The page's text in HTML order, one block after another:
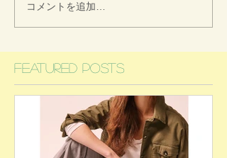
コメントを追加…
Featured Posts